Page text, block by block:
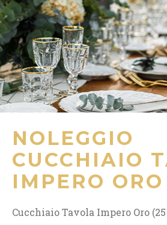
NOLEGGIO
CUCCHIAIO
IMPERO ORO
Cucchiaio Tavola Impero Oro